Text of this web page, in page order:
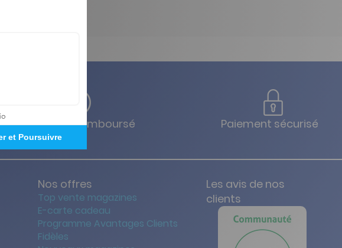
Satisfait ou remboursé Paiement sécurisé
Nos offres
Top vente magazines
E-carte cadeau
Programme Avantages Clients
Fidèles
Les avis de nos
clients